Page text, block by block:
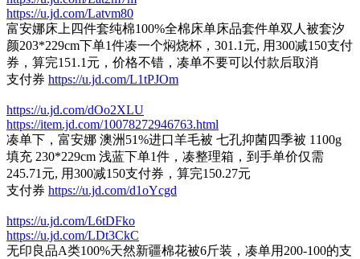
https://u.jd.com/Latvm80
富安娜床上四件套纯棉100%全棉床单床品套件单双人被套汐
颜203*229cm下单1件凑一个焖烧杯，301.1元, 用300减150支付
券，算完151.1元，价格不错，凑单不要可以付款后取消
支付券 https://u.jd.com/L1tPJOm
https://u.jd.com/dOo2XLU
https://item.jd.com/10078272946763.html
凑单下，富安娜 澳洲51%进口羊毛被 七孔抑菌四季被 1100g
填充 230*229cm 浅蓝下单1件，凑整理箱，到手单价仅需
245.71元, 用300减150支付券，算完150.27元
支付券 https://u.jd.com/d1oYcgd
https://u.jd.com/L6tDFko
https://u.jd.com/LDt3CkC
无印良品A类100%天然新疆棉花被6斤装，凑单用200-100的支